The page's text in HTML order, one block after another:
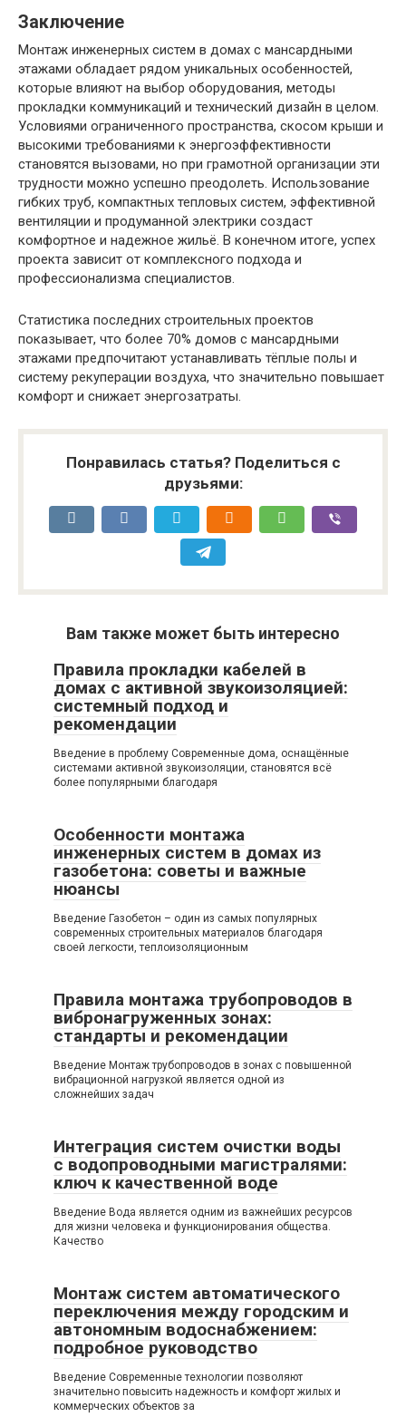
Заключение
Монтаж инженерных систем в домах с мансардными
этажами обладает рядом уникальных особенностей,
которые влияют на выбор оборудования, методы
прокладки коммуникаций и технический дизайн в целом.
Условиями ограниченного пространства, скосом крыши и
высокими требованиями к энергоэффективности
становятся вызовами, но при грамотной организации эти
трудности можно успешно преодолеть. Использование
гибких труб, компактных тепловых систем, эффективной
вентиляции и продуманной электрики создаст
комфортное и надежное жильё. В конечном итоге, успех
проекта зависит от комплексного подхода и
профессионализма специалистов.
Статистика последних строительных проектов
показывает, что более 70% домов с мансардными
этажами предпочитают устанавливать тёплые полы и
систему рекуперации воздуха, что значительно повышает
комфорт и снижает энергозатраты.
Понравилась статья? Поделиться с
друзьями:
Вам также может быть интересно
Правила прокладки кабелей в
домах с активной звукоизоляцией:
системный подход и
рекомендации
Введение в проблему Современные дома, оснащённые
системами активной звукоизоляции, становятся всё
более популярными благодаря
Особенности монтажа
инженерных систем в домах из
газобетона: советы и важные
нюансы
Введение Газобетон – один из самых популярных
современных строительных материалов благодаря
своей легкости, теплоизоляционным
Правила монтажа трубопроводов в
вибронагруженных зонах:
стандарты и рекомендации
Введение Монтаж трубопроводов в зонах с повышенной
вибрационной нагрузкой является одной из
сложнейших задач
Интеграция систем очистки воды
с водопроводными магистралями:
ключ к качественной воде
Введение Вода является одним из важнейших ресурсов
для жизни человека и функционирования общества.
Качество
Монтаж систем автоматического
переключения между городским и
автономным водоснабжением:
подробное руководство
Введение Современные технологии позволяют
значительно повысить надежность и комфорт жилых и
коммерческих объектов за